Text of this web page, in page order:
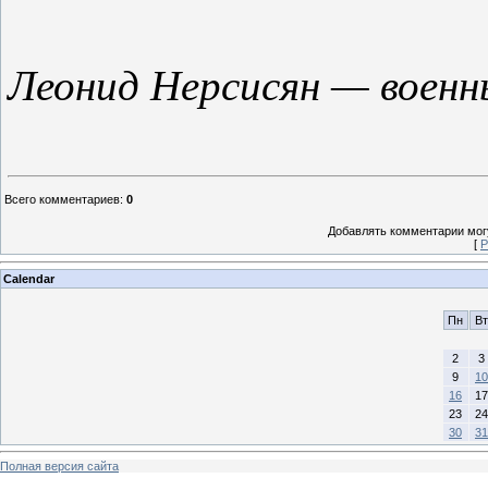
Леонид Нерсисян —
Всего комментариев: 0
Добавлять комментарии
[
Calendar
Пн Вт
2
3
9
10
16
17
23
24
30
31
Полная версия сайта